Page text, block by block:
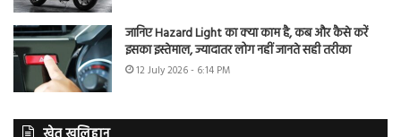
जानिए Hazard Light का क्या काम है, कब और कैसे करें
इसका इस्तेमाल, ज्यादातर लोग नहीं जानते सही तरीका
12 July 2026 - 6:14 PM